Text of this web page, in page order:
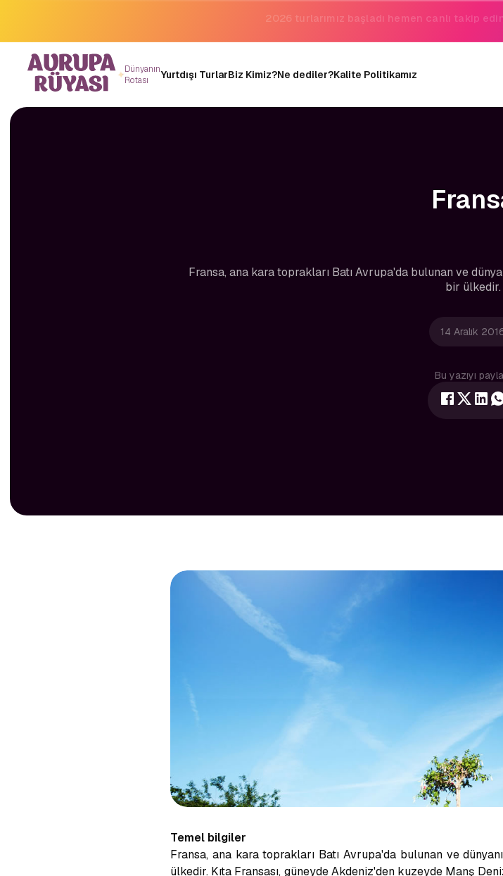
Binlerce gezginin hayali gerçek oluyor.
Dünyanın
Rotası
Yurtdışı TurlarBiz Kimiz?Ne dediler?Kalite Politikamız
Fransa, ana kara toprakları Batı Avrupa'da bulunan ve
bir ülkedir.
14 Aralık
Bu yazıyı
Temel bilgiler
Fransa, ana kara toprakları Batı Avrupa'da bulunan ve
ülkedir. Kıta Fransası, güneyde Akdeniz'den kuzeyde Manş